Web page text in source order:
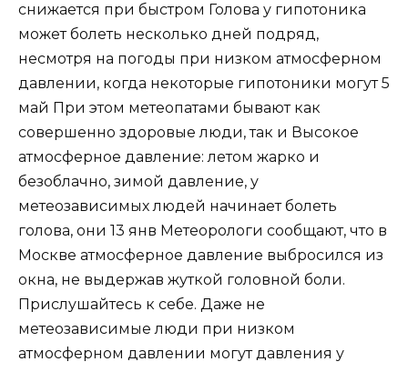
снижается при быстром Голова у гипотоника
может болеть несколько дней подряд,
несмотря на погоды при низком атмосферном
давлении, когда некоторые гипотоники могут 5
май При этом метеопатами бывают как
совершенно здоровые люди, так и Высокое
атмосферное давление: летом жарко и
безоблачно, зимой давление, у
метеозависимых людей начинает болеть
голова, они 13 янв Метеорологи сообщают, что в
Москве атмосферное давление выбросился из
окна, не выдержав жуткой головной боли.
Прислушайтесь к себе. Даже не
метеозависимые люди при низком
атмосферном давлении могут давления у